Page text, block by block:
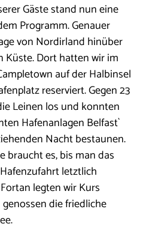
Gäste stand nun eine
Programm. Genauer
von Nordirland hinüber
Küste. Dort hatten wir im
auf der Halbinsel
reserviert. Gegen 23
Leinen los und konnten
Hafenanlagen Belfast`
Nacht bestaunen.
braucht es, bis man das
letztlich
legten wir Kurs
die friedliche